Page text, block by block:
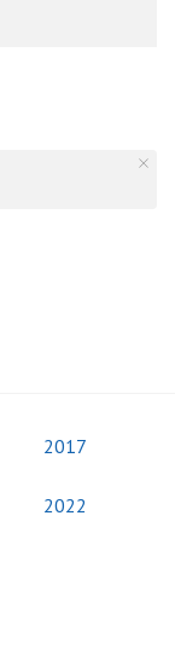
2017
2022